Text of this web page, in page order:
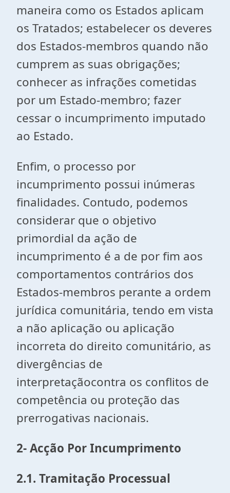
maneira como os Estados aplicam
os Tratados; estabelecer os deveres
dos Estados-membros quando não
cumprem as suas obrigações;
conhecer as infrações cometidas
por um Estado-membro; fazer
cessar o incumprimento imputado
ao Estado.
Enfim, o processo por
incumprimento possui inúmeras
finalidades. Contudo, podemos
considerar que o objetivo
primordial da ação de
incumprimento é a de por fim aos
comportamentos contrários dos
Estados-membros perante a ordem
jurídica comunitária, tendo em vista
a não aplicação ou aplicação
incorreta do direito comunitário, as
divergências de
interpretaçãocontra os conflitos de
competência ou proteção das
prerrogativas nacionais.
2- Acção Por Incumprimento
2.1. Tramitação Processual